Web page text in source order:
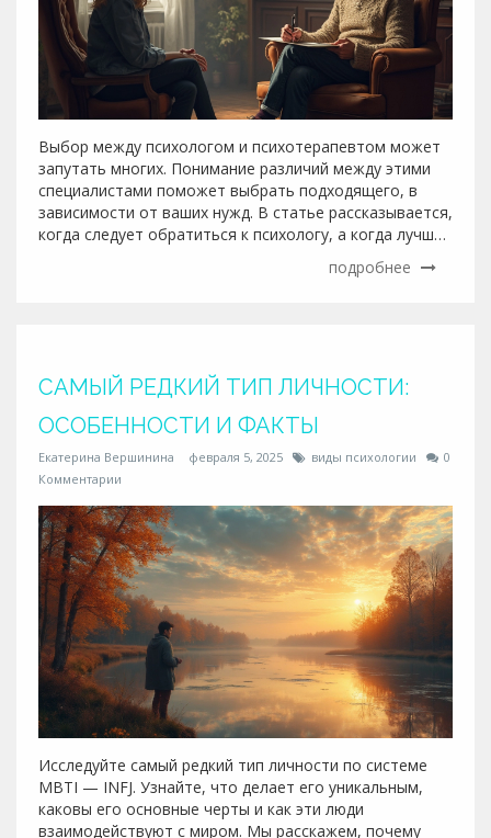
Выбор между психологом и психотерапевтом может
запутать многих. Понимание различий между этими
специалистами поможет выбрать подходящего, в
зависимости от ваших нужд. В статье рассказывается,
когда следует обратиться к психологу, а когда лучше
признаки, указывающие на необходимость
подробнее
САМЫЙ РЕДКИЙ ТИП ЛИЧНОСТИ:
ОСОБЕННОСТИ И ФАКТЫ
Екатерина Вершинина февраля 5, 2025 виды психологии
0
Комментарии
Исследуйте самый редкий тип личности по системе
MBTI — INFJ. Узнайте, что делает его уникальным,
каковы его основные черты и как эти люди
взаимодействуют с миром. Мы расскажем, почему